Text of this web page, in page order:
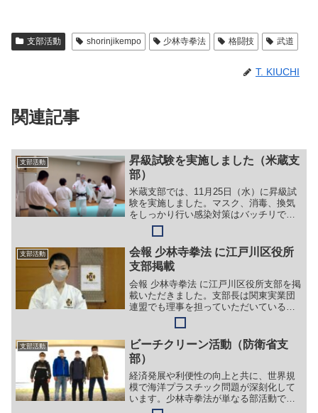
支部活動 shorinjikempo 少林寺拳法 格闘技 武道
T. KIUCHI
関連記事
支部活動
昇級試験を実施しました（米蔵支
部）
米蔵支部では、11月25日（水）に昇級試
験を実施しました。マスク、消毒、換気
をしっかり行い感染対策はバッチリで
す。日本語の「上受」と「内受」が海外
の方には聞き分けがしづらいということ
が発見されました！！
支部活動
会報 少林寺拳法 に江戸川区役所
支部掲載
会報 少林寺拳法 に江戸川区役所支部を掲
載いただきました。支部長は関東実業団
連盟でも理事を担っていただいている期
待の星です。
支部活動
ビーチクリーン活動（防衛省支
部）
経済発展や利便性の向上と共に、世界規
模で海洋プラスチック問題が深刻化して
います。少林寺拳法が単なる部活動で終
ってはいけないとの問題意識のもと防衛